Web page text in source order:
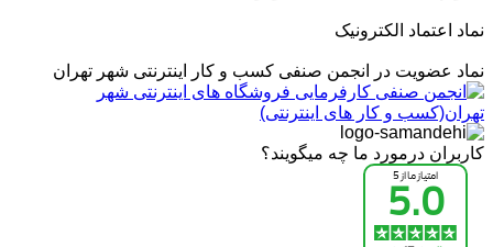
نماد اعتماد الکترونیک
نماد عضویت در انجمن صنفی کسب و کار اینترنتی شهر تهران
کاربران درمورد ما چه میگویند؟